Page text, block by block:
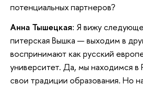
потенциальных партнеров?
Анна Тышецкая: Я вижу
питерская Вышка — выходим в
воспринимают как русский
университет. Да, мы находимся в
свои традиции образования. Но